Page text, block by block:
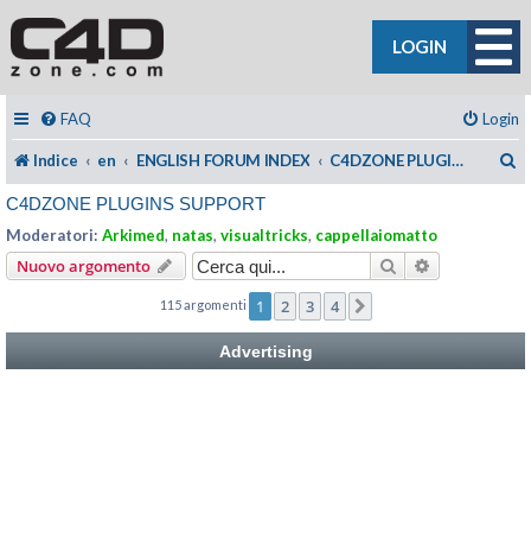
LOGIN
FAQ Login
Indice en ENGLISH FORUM INDEX C4DZONE PLUGINS SUPPORT
C4DZONE PLUGINS SUPPORT
Moderatori: Arkimed, natas, visualtricks, cappellaiomatto
Nuovo argomento Cerca
115 argomenti 1 2 3 4
Advertising